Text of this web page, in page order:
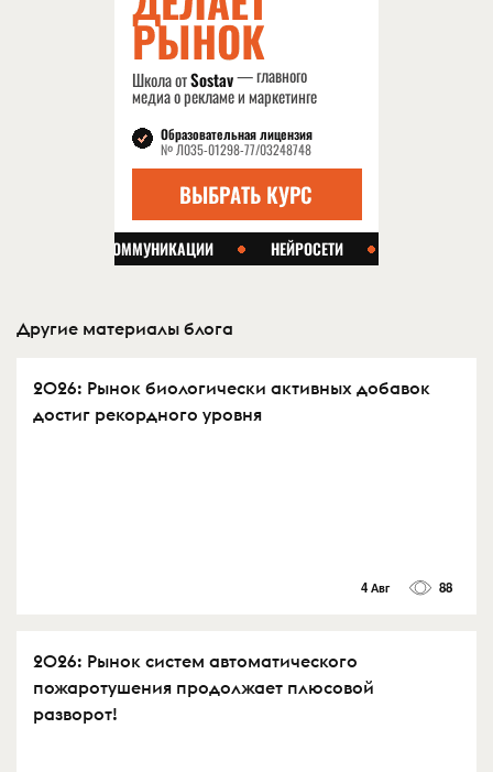
Другие материалы блога
2026: Рынок биологически активных добавок
достиг рекордного уровня
4 Авг 88
2026: Рынок систем автоматического
пожаротушения продолжает плюсовой
разворот!